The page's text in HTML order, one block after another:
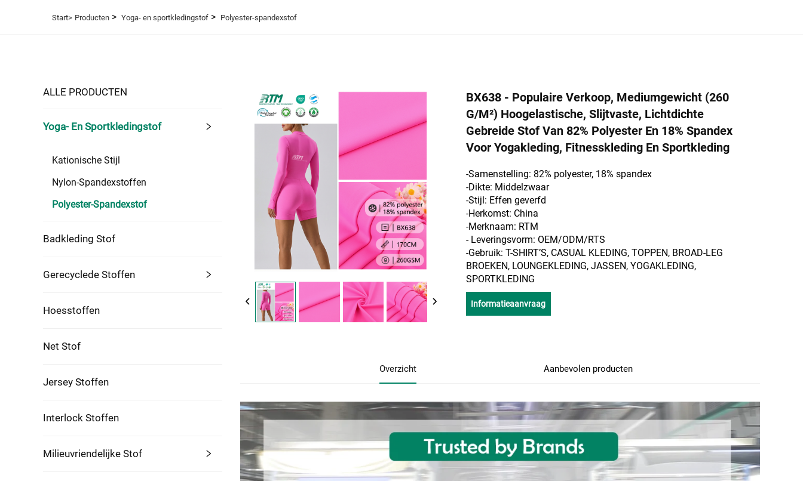
Start> Producten > Yoga- en sportkledingstof > Polyester-spandexstof
ALLE PRODUCTEN
Yoga- En Sportkledingstof
Kationische Stijl
Nylon-Spandexstoffen
Polyester-Spandexstof
Badkleding Stof
Gerecyclede Stoffen
Hoesstoffen
Net Stof
Jersey Stoffen
Interlock Stoffen
Milieuvriendelijke Stof
BX638 - Populaire Verkoop, Mediumgewicht (260
G/m²) Hoogelastische, Slijtvaste, Lichtdichte
Gebreide Stof Van 82% Polyester En 18% Spandex
Voor Yogakleding, Fitnesskleding En Sportkleding
-Samenstelling: 82% polyester, 18% spandex
-Dikte: Middelzwaar
-Stijl: Effen geverfd
-Herkomst: China
-Merknaam: RTM
- Leveringsvorm: OEM/ODM/RTS
-Gebruik: T-SHIRT’S, CASUAL KLEDING, TOPPEN, BROAD-LEG
BROEKEN, LOUNGEKLEDING, JASSEN, YOGAKLEDING,
SPORTKLEDING
Informatieaanvraag
Overzicht Aanbevolen producten